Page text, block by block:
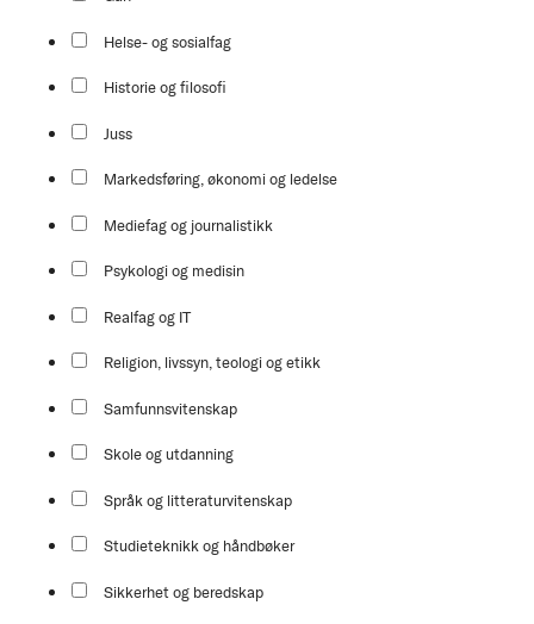
Helse- og sosialfag
Historie og filosofi
Juss
Markedsføring, økonomi og ledelse
Mediefag og journalistikk
Psykologi og medisin
Realfag og IT
Religion, livssyn, teologi og etikk
Samfunnsvitenskap
Skole og utdanning
Språk og litteraturvitenskap
Studieteknikk og håndbøker
Sikkerhet og beredskap